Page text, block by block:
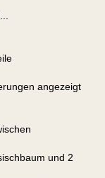
angezeigt
und 2